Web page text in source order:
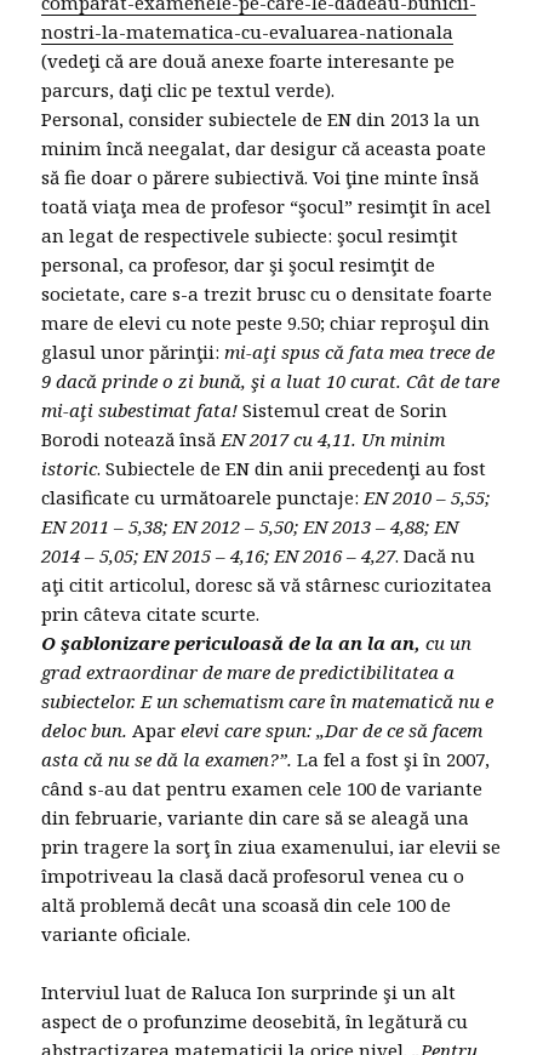
nostri-la-matematica-cu-evaluarea-nationala
(vedeţi că are două anexe foarte interesante pe
parcurs, daţi clic pe textul verde).
Personal, consider subiectele de EN din 2013 la un
minim încă neegalat, dar desigur că aceasta poate
să fie doar o părere subiectivă. Voi ţine minte însă
toată viaţa mea de profesor “şocul” resimţit în acel
an legat de respectivele subiecte: şocul resimţit
personal, ca profesor, dar şi şocul resimţit de
societate, care s-a trezit brusc cu o densitate foarte
mare de elevi cu note peste 9.50; chiar reproşul din
glasul unor părinţii:mi-aţi spus că fata mea trece de
9 dacă prinde o zi bună, şi a luat 10 curat.Cât de tare
mi-aţi subestimat fata! Sistemul creat de Sorin
Borodi notează însăEN 2017 cu 4,11. Un minim
istoric. Subiectele de EN din anii precedenţi au fost
clasificate cu următoarele punctaje:EN 2010 – 5,55;
EN 2011 – 5,38; EN 2012 – 5,50; EN 2013 – 4,88; EN
2014 – 5,05; EN 2015 – 4,16; EN 2016 – 4,27. Dacă nu
aţi citit articolul, doresc să vă stârnesc curiozitatea
prin câteva citate scurte.
O şablonizare periculoasă de la an la an, cu un
grad extraordinar de mare de predictibilitatea a
subiectelor.E un schematism care în matematică nu e
deloc bun.Aparelevi care spun: „Dar de ce să facem
asta că nu se dă la examen?”. La fel a fost şi în 2007,
când s-au dat pentru examen cele 100 de variante
din februarie, variante din care să se aleagă una
prin tragere la sorţ în ziua examenului, iar elevii se
împotriveau la clasă dacă profesorul venea cu o
altă problemă decât una scoasă din cele 100 de
variante oficiale.
Interviul luat de Raluca Ion surprinde şi un alt
aspect de o profunzime deosebită, în legătură cu